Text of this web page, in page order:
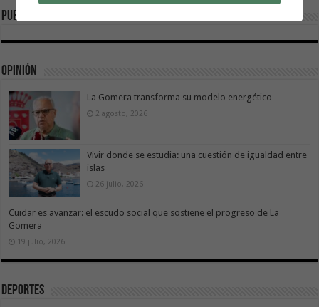
Publicidad
Opinión
La Gomera transforma su modelo energético
2 agosto, 2026
Vivir donde se estudia: una cuestión de igualdad entre
islas
26 julio, 2026
Cuidar es avanzar: el escudo social que sostiene el progreso de La
Gomera
19 julio, 2026
Deportes